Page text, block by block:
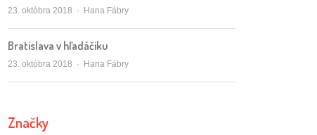
23. októbra 2018 Autor/ka
Hana Fábry
Bratislava v hľadáčiku
23. októbra 2018 Autor/ka
Hana Fábry
Značky